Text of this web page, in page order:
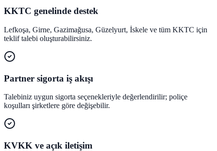
KKTC genelinde destek
Lefkoşa, Girne, Gazimağusa, Güzelyurt, İskele ve tüm KKTC için
teklif talebi oluşturabilirsiniz.
Partner sigorta iş akışı
Talebiniz uygun sigorta seçenekleriyle değerlendirilir; poliçe
koşulları şirketlere göre değişebilir.
KVKK ve açık iletişim